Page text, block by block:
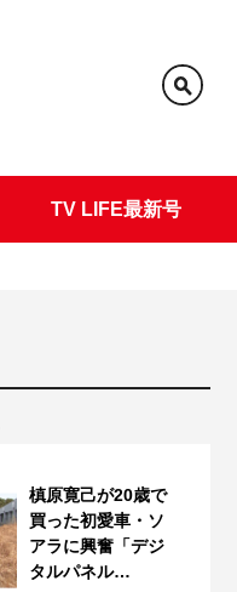
TV LIFE最新号
槙原寛己が20歳で
買った初愛車・ソ
アラに興奮「デジ
タルパネル…